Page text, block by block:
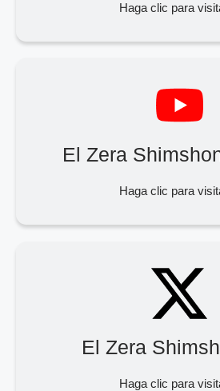
Haga clic para
El Zera
Haga clic para
El Zera
Haga clic para